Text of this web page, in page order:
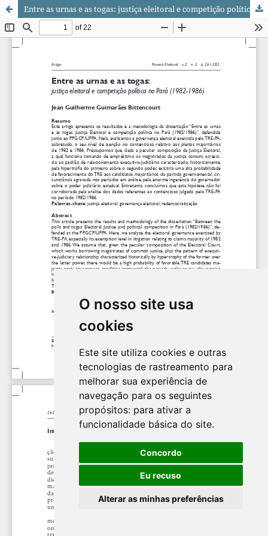
O nosso site usa
cookies
Este site utiliza cookies e outras
tecnologias de rastreamento para
melhorar sua experiência de
navegação para os seguintes
propósitos: para ativar a
funcionalidade básica do site.
Concordo
Eu recuso
Alterar as minhas preferências
Entre as urnas e as togas: justiça eleitoral e competição política no Pará (1982-1986)